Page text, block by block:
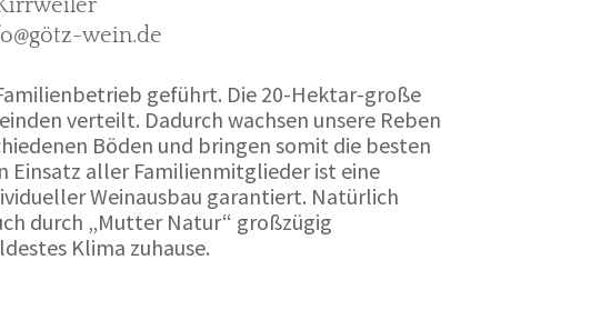
wein.de
geführt. Die 20-Hektar-große
verteilt. Dadurch wachsen unsere Reben
Böden und bringen somit die besten
Einsatz aller Familienmitglieder ist eine
Weinausbau garantiert. Natürlich
durch „Mutter Natur“ großzügig
Klima zuhause.